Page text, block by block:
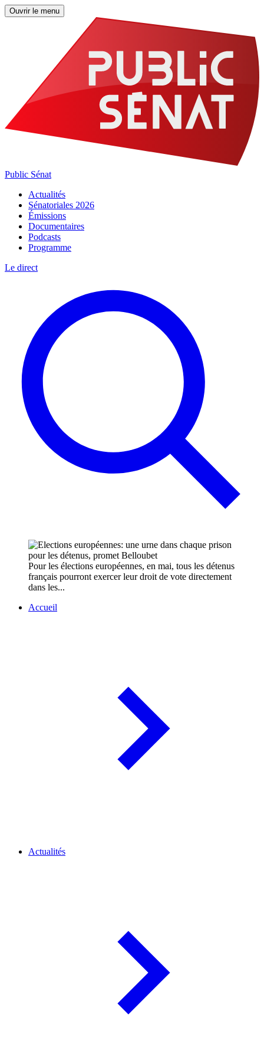
Ouvrir le menu
Public Sénat
Actualités
Sénatoriales 2026
Émissions
Documentaires
Podcasts
Programme
Le direct
Pour les élections européennes, en mai, tous les détenus
français pourront exercer leur droit de vote directement
dans les...
Accueil
Actualités